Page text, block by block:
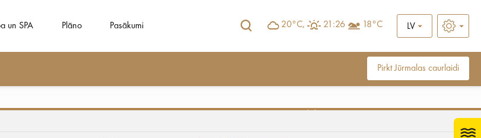
un SPA Plāno Pasākumi 20°C, 21:26 18°C LV
Pirkt Jūrmalas caurlaidi
Ķemeros. Seši